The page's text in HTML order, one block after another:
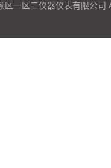
一区二仪器仪表有限公司